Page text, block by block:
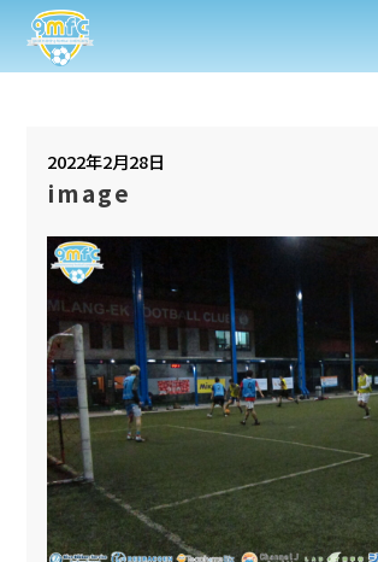
2022年2月28日
image